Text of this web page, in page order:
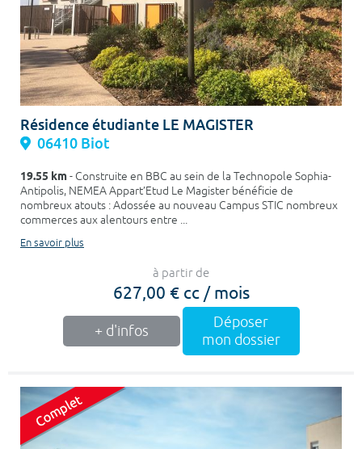
Chercher
Résidence étudiante LE MAGISTER
06410 Biot
19.55 km- Construite en BBC au sein de la Technopole Sophia-
Antipolis, NEMEA Appart’Etud Le Magister bénéficie de
nombreux atouts : Adossée au nouveau Campus STIC nombreux
commerces aux alentours entre ...
En savoir plus
à partir de
627,00 € cc / mois
+ d'infos
Déposer
mon dossier